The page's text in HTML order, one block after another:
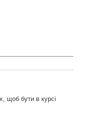
щоб бути в курсі